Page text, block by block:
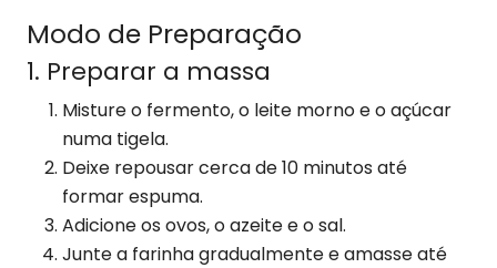
Modo de Preparação
1. Preparar a massa
Misture o fermento, o leite morno e o açúcar
numa tigela.
Deixe repousar cerca de 10 minutos até
formar espuma.
Adicione os ovos, o azeite e o sal.
Junte a farinha gradualmente e amasse até